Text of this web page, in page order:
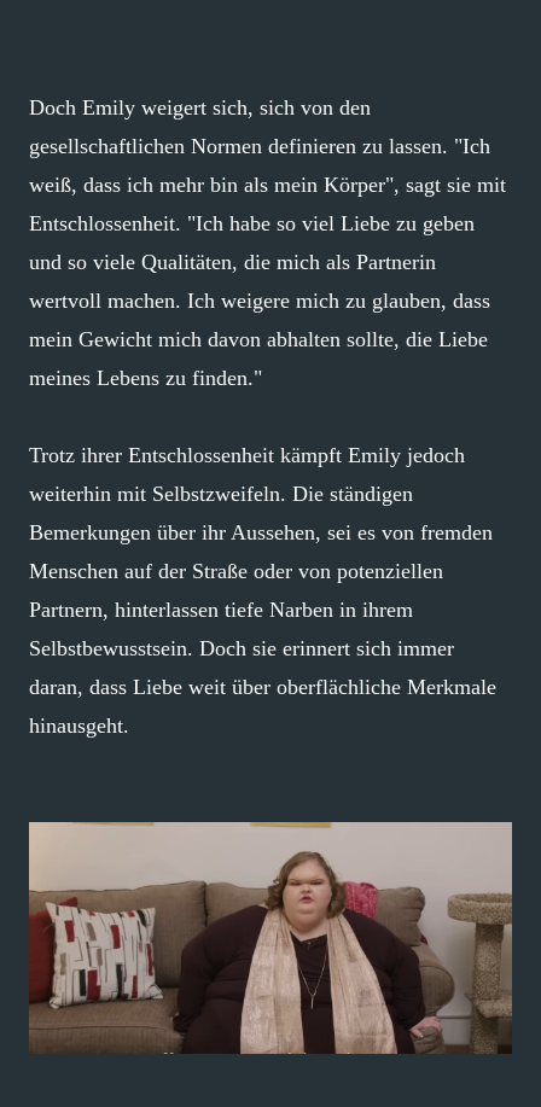
Doch Emily weigert sich, sich von den
gesellschaftlichen Normen definieren zu lassen. "Ich
weiß, dass ich mehr bin als mein Körper", sagt sie mit
Entschlossenheit. "Ich habe so viel Liebe zu geben
und so viele Qualitäten, die mich als Partnerin
wertvoll machen. Ich weigere mich zu glauben, dass
mein Gewicht mich davon abhalten sollte, die Liebe
meines Lebens zu finden."
Trotz ihrer Entschlossenheit kämpft Emily jedoch
weiterhin mit Selbstzweifeln. Die ständigen
Bemerkungen über ihr Aussehen, sei es von fremden
Menschen auf der Straße oder von potenziellen
Partnern, hinterlassen tiefe Narben in ihrem
Selbstbewusstsein. Doch sie erinnert sich immer
daran, dass Liebe weit über oberflächliche Merkmale
hinausgeht.